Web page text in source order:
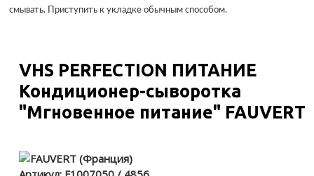
смывать. Приступить к укладке обычным способом.
VHS PERFECTION ПИТАНИЕ
Кондиционер-сыворотка
"Мгновенное питание" FAUVERT